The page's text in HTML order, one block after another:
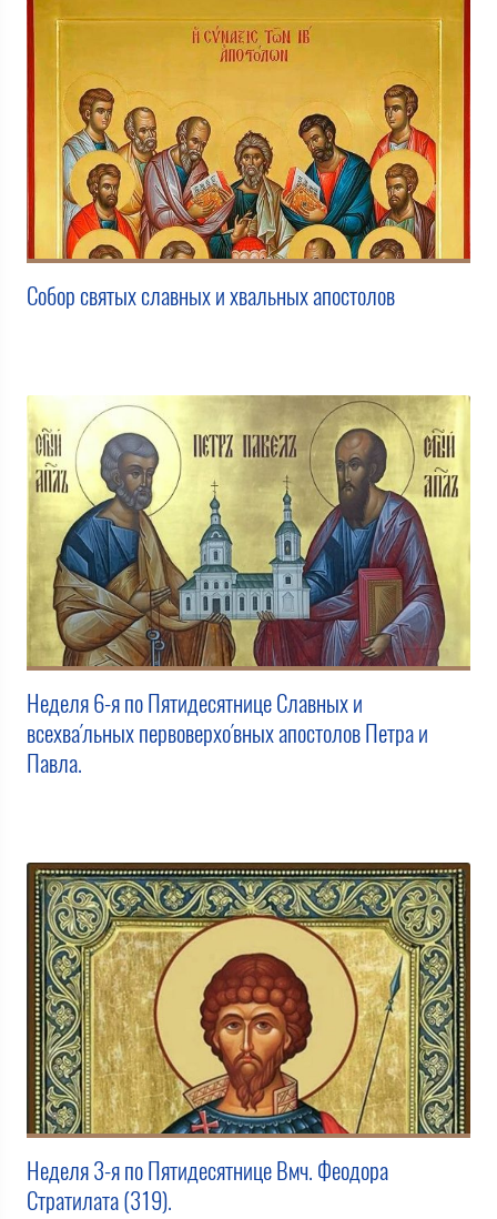
Собор святых славных и хвальных апостолов
Неделя 6-я по Пятидесятнице Славных и
всехва́льных первоверхо́вных апостолов Петра и
Павла.
Неделя 3-я по Пятидесятнице Вмч. Феодора
Стратилата (319).